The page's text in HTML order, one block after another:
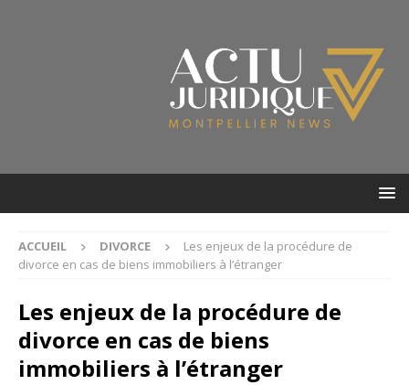
ACCUEIL DIVORCE
Les enjeux de la procédure de
divorce en cas de biens immobiliers à l’étranger
Les enjeux de la procédure de
divorce en cas de biens
immobiliers à l’étranger